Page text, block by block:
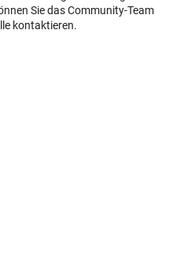
Sie das Community-Team
kontaktieren.